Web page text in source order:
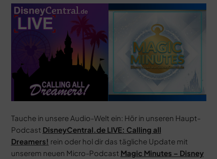
Tauche in unsere Audio-Welt ein: Hör in unseren Haupt-
Podcast DisneyCentral.de LIVE: Calling all
Dreamers! rein oder hol dir das tägliche Update mit
unserem neuen Micro-Podcast Magic Minutes – Disney